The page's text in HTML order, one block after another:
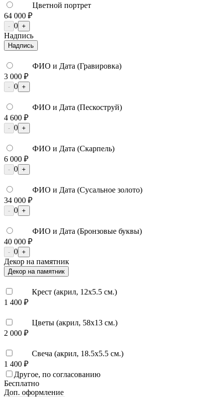
Цветной портрет
64 000 ₽
- 0 +
Надпись
Надпись
ФИО и Дата (Гравировка)
3 000 ₽
- 0 +
ФИО и Дата (Пескоструй)
4 600 ₽
- 0 +
ФИО и Дата (Скарпель)
6 000 ₽
- 0 +
ФИО и Дата (Сусальное золото)
34 000 ₽
- 0 +
ФИО и Дата (Бронзовые буквы)
40 000 ₽
- 0 +
Декор на памятник
Декор на памятник
Крест (акрил, 12х5.5 см.)
1 400 ₽
Цветы (акрил, 58х13 см.)
2 000 ₽
Свеча (акрил, 18.5х5.5 см.)
1 400 ₽
Другое, по согласованию
Бесплатно
Доп. оформление